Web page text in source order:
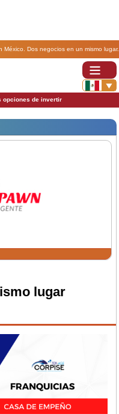
Dos negocios en un mismo lugar.
opciones de invertir
lugar